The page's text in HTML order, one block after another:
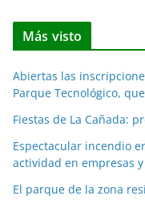
t
i
a
s
p
o
r
Más visto
Abiertas las
Parque Tecnológico,
Fiestas de La Cañada:
Espectacular incendio
actividad en empresas
El parque de la zona